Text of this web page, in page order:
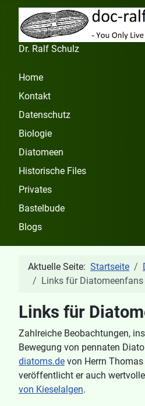
Dr. Ralf Schulz
Home
Kontakt
Datenschutz
Biologie
Diatomeen
Historische Files
Privates
Bastelbude
Blogs
Aktuelle Seite: Startseite
Links für Diatomeenfans
Links für
Zahlreiche Beobachtungen,
Bewegung von pennaten
diatoms.de von Herrn
veröffentlicht er auch
von Kieselalgen.